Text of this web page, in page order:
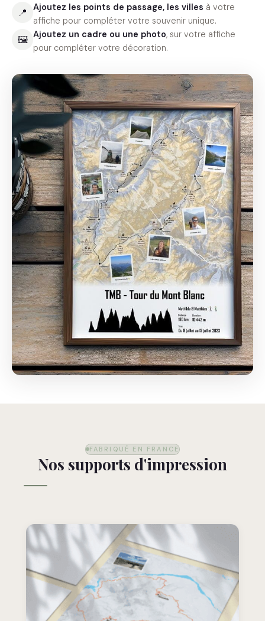
📍 Ajoutez les points de passage, les villes à votre
affiche pour compléter votre souvenir unique.
🖼 Ajoutez un cadre ou une photo, sur votre affiche
pour compléter votre décoration.
FABRIQUÉ EN FRANCE
Nos supports d'impression